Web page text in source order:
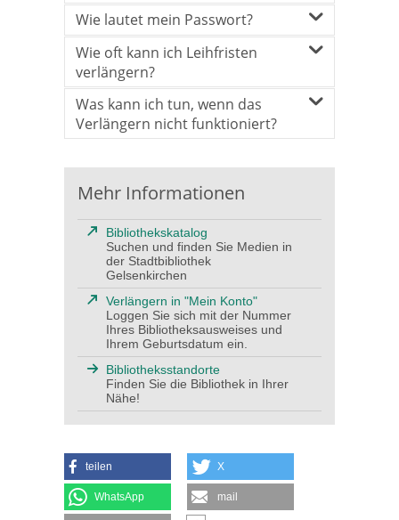
Wie lautet mein Passwort?
Wie oft kann ich Leihfristen
verlängern?
Was kann ich tun, wenn das
Verlängern nicht funktioniert?
Mehr Informationen
Bibliothekskatalog
Suchen und finden Sie Medien in
der Stadtbibliothek
Gelsenkirchen
Verlängern in "Mein Konto"
Loggen Sie sich mit der Nummer
Ihres Bibliotheksausweises und
Ihrem Geburtsdatum ein.
Bibliotheksstandorte
Finden Sie die Bibliothek in Ihrer
Nähe!
teilen X
WhatsApp mail